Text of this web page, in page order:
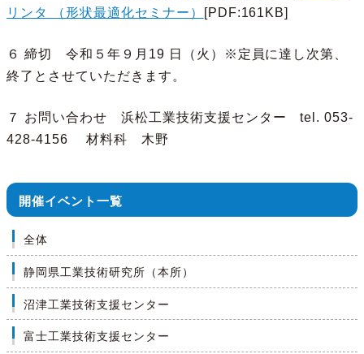
リンタ （形状最適化セミナー）
[PDF:161KB]
６ 締切 令和５年９月19 日（火）※定員に達し次第、
終了とさせていただきます。
７ お問い合わせ 浜松工業技術支援センター tel. 053-
428-4156 材料科 木野
開催イベント一覧
全体
静岡県工業技術研究所（本所）
沼津工業技術支援センター
富士工業技術支援センター